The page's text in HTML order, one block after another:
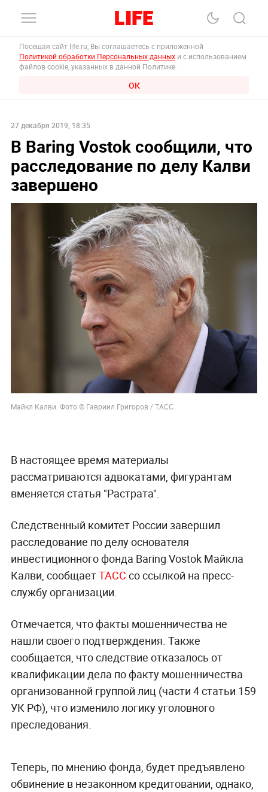
Посещая сайт life.ru, Вы соглашаетесь с приложенной
Политикой обработки Персональных данных и с использованием
файлов cookie, указанных в данной Политике.
ОК
27 декабря 2019, 18:35
В Baring Vostok сообщили, что
расследование по делу Калви
завершено
Майкл Калви. Фото © Гавриил Григоров / ТАСС
В настоящее время материалы
рассматриваются адвокатами, фигурантам
вменяется статья "Растрата".
Следственный комитет России завершил
расследование по делу основателя
инвестиционного фонда Baring Vostok Майкла
Калви, сообщаетТАСС со ссылкой на пресс-
службу организации.
Отмечается, что факты мошенничества не
нашли своего подтверждения. Также
сообщается, что следствие отказалось от
квалификации дела по факту мошенничества
организованной группой лиц (части 4 статьи 159
УК РФ), что изменило логику уголовного
преследования.
Теперь, по мнению фонда, будет предъявлено
обвинение в незаконном кредитовании, однако,